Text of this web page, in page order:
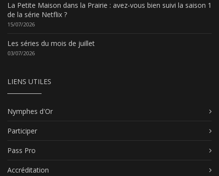
La Petite Maison dans la Prairie : avez-vous bien suivi la saison 1
de la série Netflix ?
15/07/2026
Les séries du mois de juillet
03/07/2026
LIENS UTILES
Nymphes d'Or
Participer
Pass Pro
Accréditation